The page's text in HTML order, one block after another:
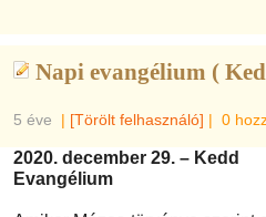
Napi evangélium (
5 éve | [Törölt felhasználó] | 0
2020. december 29. – Kedd
Evangélium